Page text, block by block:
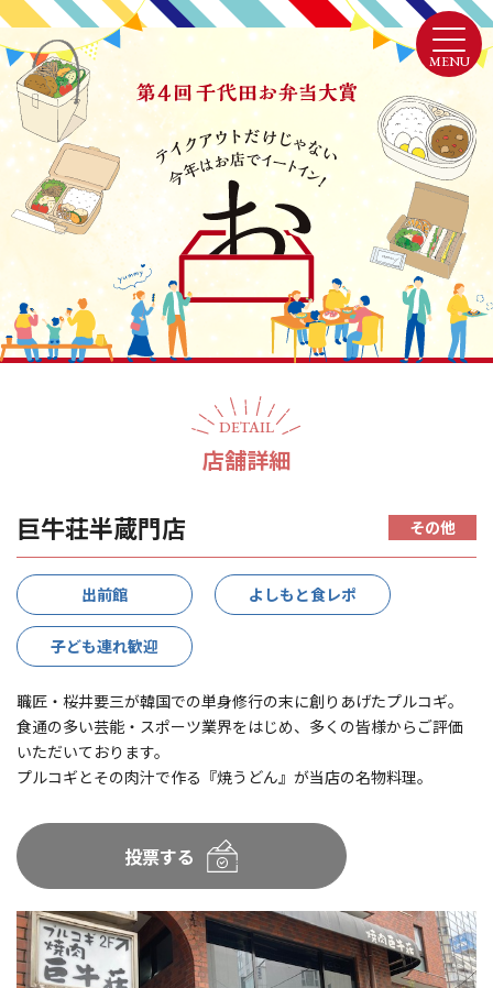
MENU
DETAIL
店舗詳細
巨牛荘半蔵門店 その他
出前館 よしもと食レポ
子ども連れ歓迎
職匠・桜井要三が韓国での単身修行の末に創りあげたプルコギ。
食通の多い芸能・スポーツ業界をはじめ、多くの皆様からご評価
いただいております。
プルコギとその肉汁で作る『焼うどん』が当店の名物料理。
投票する